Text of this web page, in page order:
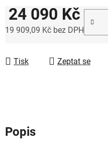
24 090 Kč
19 909,09 Kč bez DPH
Tisk Zeptat se
Popis